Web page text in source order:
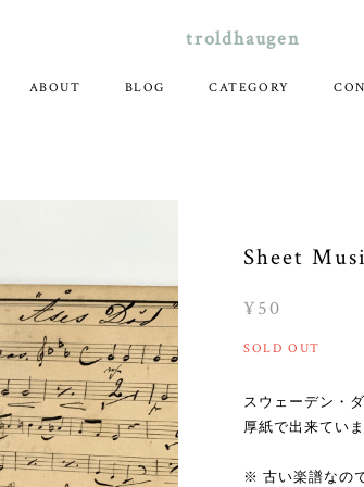
troldhaugen
ABOUT BLOG CATEGORY
Sheet
¥50
SOLD OUT
スウェーデン・
厚紙で出来ていま
※ 古い楽譜なの